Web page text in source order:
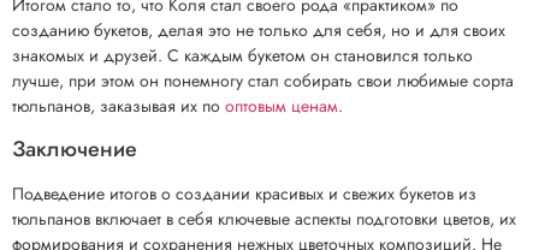
Итогом стало то, что Коля стал своего рода «практиком» по
созданию букетов, делая это не только для себя, но и для своих
знакомых и друзей. С каждым букетом он становился только
лучше, при этом он понемногу стал собирать свои любимые сорта
тюльпанов, заказывая их по оптовым ценам.
Заключение
Подведение итогов о создании красивых и свежих букетов из
тюльпанов включает в себя ключевые аспекты подготовки цветов, их
формирования и сохранения нежных цветочных композиций. Не